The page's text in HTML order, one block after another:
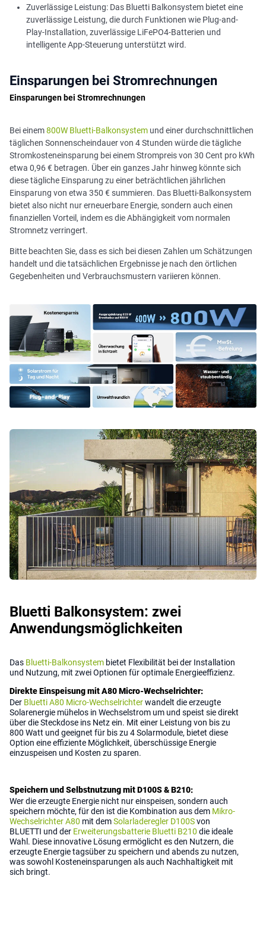
Zuverlässige Leistung: Das Bluetti Balkonsystem bietet eine
zuverlässige Leistung, die durch Funktionen wie Plug-and-
Play-Installation, zuverlässige LiFePO4-Batterien und
intelligente App-Steuerung unterstützt wird.
Einsparungen bei Stromrechnungen
Einsparungen bei Stromrechnungen
Bei einem800W Bluetti-Balkonsystem und einer durchschnittlichen
täglichen Sonnenscheindauer von 4 Stunden würde die tägliche
Stromkosteneinsparung bei einem Strompreis von 30 Cent pro kWh
etwa 0,96 € betragen. Über ein ganzes Jahr hinweg könnte sich
diese tägliche Einsparung zu einer beträchtlichen jährlichen
Einsparung von etwa 350 € summieren. Das Bluetti-Balkonsystem
bietet also nicht nur erneuerbare Energie, sondern auch einen
finanziellen Vorteil, indem es die Abhängigkeit vom normalen
Stromnetz verringert.
Bitte beachten Sie, dass es sich bei diesen Zahlen um Schätzungen
handelt und die tatsächlichen Ergebnisse je nach den örtlichen
Gegebenheiten und Verbrauchsmustern variieren können.
Bluetti Balkonsystem: zwei
Anwendungsmöglichkeiten
Das Bluetti-Balkonsystem bietet Flexibilität bei der Installation
und Nutzung, mit zwei Optionen für optimale Energieeffizienz.
Direkte Einspeisung mit A80 Micro-Wechselrichter:
Der Bluetti A80 Micro-Wechselrichterwandelt die erzeugte
Solarenergie mühelos in Wechselstrom um und speist sie direkt
über die Steckdose ins Netz ein. Mit einer Leistung von bis zu
800 Watt und geeignet für bis zu 4 Solarmodule, bietet diese
Option eine effiziente Möglichkeit, überschüssige Energie
einzuspeisen und Kosten zu sparen.
Speichern und Selbstnutzung mit D100S & B210:
Wer die erzeugte Energie nicht nur einspeisen, sondern auch
speichern möchte, für den ist die Kombination aus dem Mikro-
Wechselrichter A80 mit demSolarladeregler D100Svon
BLUETTI und der Erweiterungsbatterie Bluetti B210 die ideale
Wahl. Diese innovative Lösung ermöglicht es den Nutzern, die
erzeugte Energie tagsüber zu speichern und abends zu nutzen,
was sowohl Kosteneinsparungen als auch Nachhaltigkeit mit
sich bringt.